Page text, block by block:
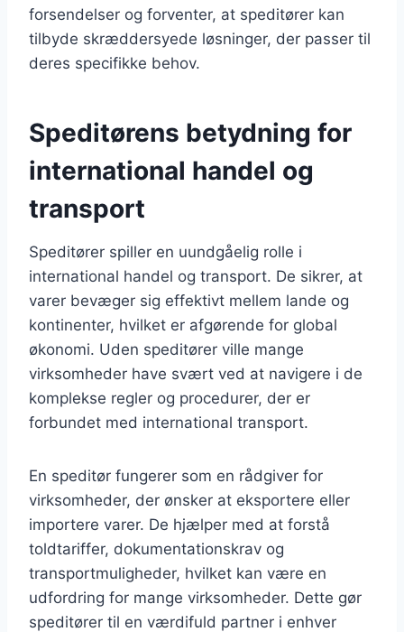
forsendelser og forventer, at speditører kan
tilbyde skræddersyede løsninger, der passer til
deres specifikke behov.
Speditørens betydning for
international handel og
transport
Speditører spiller en uundgåelig rolle i
international handel og transport. De sikrer, at
varer bevæger sig effektivt mellem lande og
kontinenter, hvilket er afgørende for global
økonomi. Uden speditører ville mange
virksomheder have svært ved at navigere i de
komplekse regler og procedurer, der er
forbundet med international transport.
En speditør fungerer som en rådgiver for
virksomheder, der ønsker at eksportere eller
importere varer. De hjælper med at forstå
toldtariffer, dokumentationskrav og
transportmuligheder, hvilket kan være en
udfordring for mange virksomheder. Dette gør
speditører til en værdifuld partner i enhver